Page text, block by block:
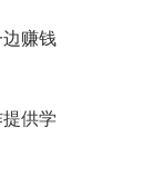
赚钱
供学